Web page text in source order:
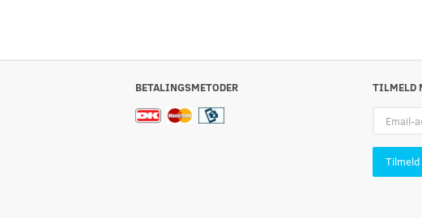
BETALINGSMETODER
TILMELD
adresse
Tilmeld